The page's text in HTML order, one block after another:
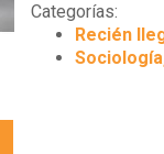
Categorías:
Recién